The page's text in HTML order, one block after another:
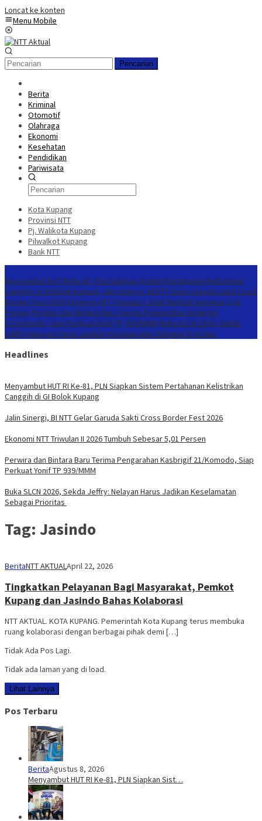
Loncat ke konten
Menu Mobile
Pencarian
Berita
Kriminal
Otomotif
Olahraga
Ekonomi
Kesehatan
Pendidikan
Pariwisata
Kota Kupang
Provinsi NTT
Pj. Walikota Kupang
Pilwalkot Kupang
Bank NTT
Menyambut HUT RI Ke-81, PLN Siapkan Sistem Pertahanan Kelistrikan
Canggih di GI Bolok Kupang Jalin Sinergi, BI NTT Gelar Garuda Sakti Cross
Border Fest 2026 Ekonomi NTT Triwulan II 2026 Tumbuh Sebesar 5,01
Persen Perwira dan Bintara Baru Terima Pengarahan Kasbrigif
21/Komodo, Siap Perkuat Yonif TP 939/MMM Buka SLCN 2026, Sekda
Jeffry: Nelayan Harus Jadikan Keselamatan Sebagai Prioritas
Headlines
Menyambut HUT RI Ke-81, PLN Siapkan Sistem Pertahanan Kelistrikan
Canggih di GI Bolok Kupang
Jalin Sinergi, BI NTT Gelar Garuda Sakti Cross Border Fest 2026
Ekonomi NTT Triwulan II 2026 Tumbuh Sebesar 5,01 Persen
Perwira dan Bintara Baru Terima Pengarahan Kasbrigif 21/Komodo, Siap
Perkuat Yonif TP 939/MMM
Buka SLCN 2026, Sekda Jeffry: Nelayan Harus Jadikan Keselamatan
Sebagai Prioritas
Tag: Jasindo
BeritaNTT AKTUALApril 22, 2026
Tingkatkan Pelayanan Bagi Masyarakat, Pemkot
Kupang dan Jasindo Bahas Kolaborasi
NTT AKTUAL. KOTA KUPANG. Pemerintah Kota Kupang terus membuka
ruang kolaborasi dengan berbagai pihak demi […]
Tidak Ada Pos Lagi.
Tidak ada laman yang di load.
Lihat Lainnya
Pos Terbaru
BeritaAgustus 8, 2026
Menyambut HUT RI Ke-81, PLN Siapkan Sist…